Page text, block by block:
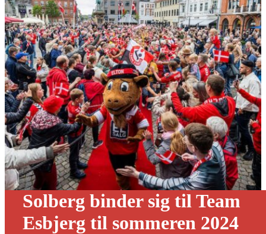
Solberg binder sig til Team
Esbjerg til sommeren 2024